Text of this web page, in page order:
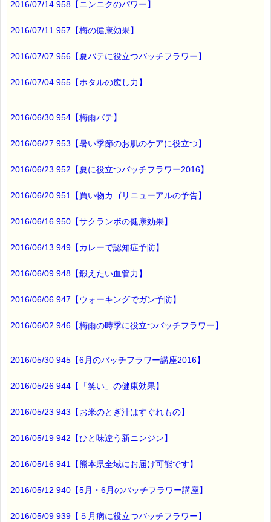
※携帯サイトではご利用いただけません。
→http://www.pass-thyme.com/info/#coupon
∞∞∞∞∞∞∞∞∞∞∞∞∞∞∞∞∞∞∞∞∞∞∞∞∞∞∞∞∞∞∞∞∞
このメールはｅパスタイムをご利用（ご注文、お問い合わせ、プ
応募など）していただいたお客様だけにお届けする限定配信メー
します！
∞∞∞∞∞∞∞∞∞∞∞∞∞∞∞∞∞∞∞∞∞∞∞∞∞∞∞∞∞∞∞∞∞
このメールマガジンのバックナンバーはこちらです
購読解除はこちらからできます
バッチフラワー レメディに出会えて良かった！！
と実感していただくのが私のねがいです。
バッチフラワーレメディ専門店＜ｅパスタイム＞
http://www.pass-thyme.com/
2016/07/14 958【ニンニクのパワー】
2016/07/11 957【梅の健康効果】
2016/07/07 956【夏バテに役立つバッチフラワー】
2016/07/04 955【ホタルの癒し力】
2016/06/30 954【梅雨バテ】
2016/06/27 953【暑い季節のお肌のケアに役立つ】
2016/06/23 952【夏に役立つバッチフラワー2016】
2016/06/20 951【買い物カゴリニューアルの予告】
2016/06/16 950【サクランボの健康効果】
2016/06/13 949【カレーで認知症予防】
2016/06/09 948【鍛えたい血管力】
2016/06/06 947【ウォーキングでガン予防】
2016/06/02 946【梅雨の時季に役立つバッチフラワー】
2016/05/30 945【6月のバッチフラワー講座2016】
2016/05/26 944【「笑い」の健康効果】
2016/05/23 943【お米のとぎ汁はすぐれもの】
2016/05/19 942【ひと味違う新ニンジン】
2016/05/16 941【熊本県全域にお届け可能です】
2016/05/12 940【5月・6月のバッチフラワー講座】
2016/05/09 939【５月病に役立つバッチフラワー】